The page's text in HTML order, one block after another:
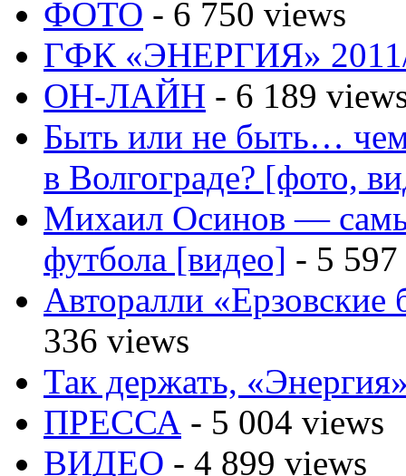
ФОТО - 6 750 views
ГФК «ЭНЕРГИЯ»
ОН-ЛАЙН - 6 189
Быть или не быть…
в Волгограде? [фото,
Михаил Осинов —
футбола [видео] - 5
Авторалли
336 views
Так держать,
ПРЕССА - 5 004 views
ВИДЕО - 4 899 views